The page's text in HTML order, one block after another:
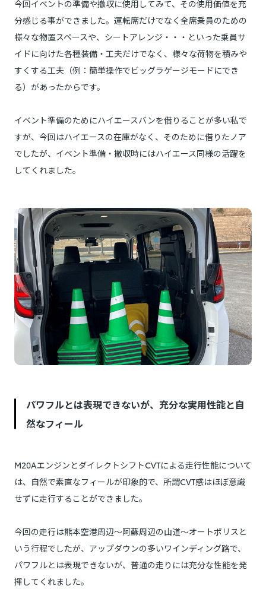
今回イベントの準備や撤収に使用してみて、その使用価値を充
分感じる事ができました。運転席だけでなく全席乗員のための
様々な物置スペースや、シートアレンジ・・・といった乗員サ
イドに向けた各種装備・工夫だけでなく、様々な荷物を積みや
すくする工夫（例：簡単操作でビッグラゲージモードにでき
る）があったからです。
イベント準備のためにハイエースバンを借りることが多い私で
すが、今回はハイエースの在庫がなく、そのために借りたノア
でしたが、イベント準備・撤収時にはハイエース同様の活躍を
してくれました。
パワフルとは表現できないが、充分な実用性能と自
然なフィール
M20AエンジンとダイレクトシフトCVTによる走行性能について
は、自然で素直なフィールが印象的で、所謂CVT感はほぼ意識
せずに走行することができました。
今回の走行は熊本空港周辺～阿蘇周辺の山道～オートポリスと
いう行程でしたが、アップダウンの多いワインディング路で、
パワフルとは表現できないが、普通の走りには充分な性能を発
揮してくれました。